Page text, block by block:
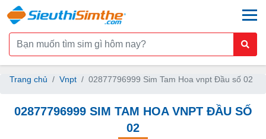
Trang chủ Vnpt 02877796999 Sim Tam Hoa vnpt Đầu số 02
02877796999 SIM TAM HOA VNPT ĐẦU SỐ
02